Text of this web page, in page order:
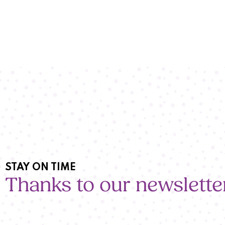
STAY ON TIME
Thanks to our